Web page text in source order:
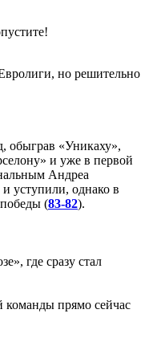
но решительно
обыграв «Уникаху»,
и уже в первой
Андреа
уступили, однако в
(83-82).
где сразу стал
команды прямо сейчас